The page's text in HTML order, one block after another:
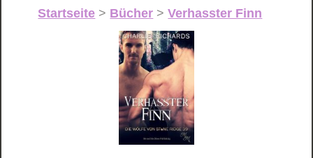
Startseite > Bücher >Verhasster Finn